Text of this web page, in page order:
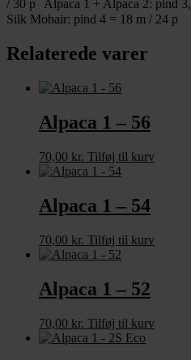
/ 30 p Alpaca 1 + Alpaca 2: pind
Silk Mohair: pind 4 = 18 m / 24 p
Relaterede varer
Alpaca 1 – 56
70,00 kr. Tilføj til kurv
Alpaca 1 – 54
70,00 kr. Tilføj til kurv
Alpaca 1 – 52
70,00 kr. Tilføj til kurv